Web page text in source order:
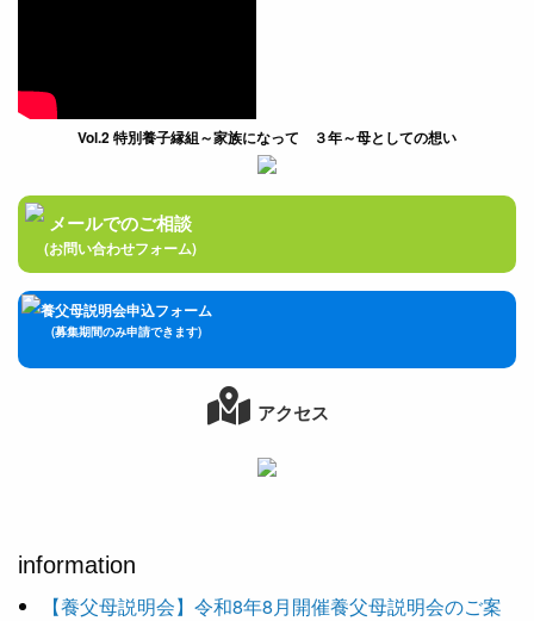
Vol.2 特別養子縁組～家族になって ３年～母としての想い
メールでのご相談
(お問い合わせフォーム)
養父母説明会申込フォーム
(募集期間のみ申請できます)
アクセス
information
【養父母説明会】令和8年8月開催養父母説明会のご案